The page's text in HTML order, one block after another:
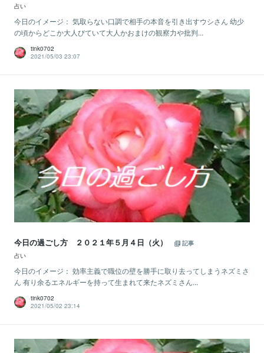
占い
今日のイメージ： 気取らない口調で相手の本音を引き出すウシさん 幼少
の頃からどこか大人びていて大人かおまけの観察力や批判...
tink0702
2021/05/03 23:07
今日の過ごし方 ２０２１年５月４日（火）
記事
占い
今日のイメージ： 効率主義で職位の壁を勝手に取り去ってしまうネズミさ
ん 有り余るエネルギーを持って生まれて来たネズミさん...
tink0702
2021/05/02 23:14